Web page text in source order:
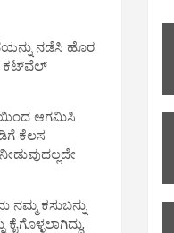
ನಡೆಸಿ ಹೊರ
ಕಟ್‍ವೆಲ್
ಆಗಮಿಸಿ
ಕೆಲಸ
ಕಸುಬನ್ನು